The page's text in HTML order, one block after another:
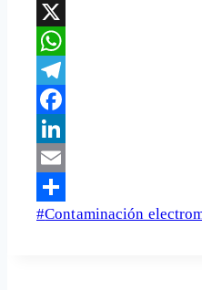
X
WhatsApp
Telegram
Facebook
LinkedIn
Email
Share
Etiquetas
#Contaminación